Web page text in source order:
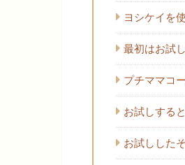
ヨシケイを
最初はお試
プチママコ
お試しする
お試しした